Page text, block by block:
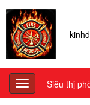
Toggle
navigation
Siêu thị